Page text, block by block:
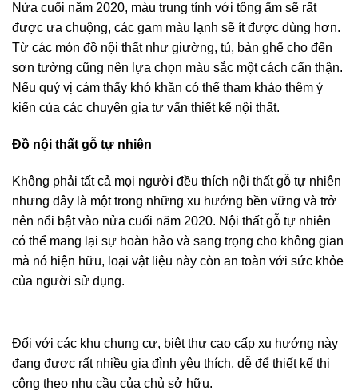
Nửa cuối năm 2020, màu trung tính với tông ấm sẽ rất
được ưa chuộng, các gam màu lạnh sẽ ít được dùng hơn.
Từ các món đồ nội thất như giường, tủ, bàn ghế cho đến
sơn tường cũng nên lựa chọn màu sắc một cách cẩn thận.
Nếu quý vị cảm thấy khó khăn có thể tham khảo thêm ý
kiến của các chuyên gia tư vấn thiết kế nội thất.
Đồ nội thất gỗ tự nhiên
Không phải tất cả mọi người đều thích nội thất gỗ tự nhiên
nhưng đây là một trong những xu hướng bền vững và trở
nên nổi bật vào nửa cuối năm 2020. Nội thất gỗ tự nhiên
có thể mang lại sự hoàn hảo và sang trọng cho không gian
mà nó hiện hữu, loại vật liệu này còn an toàn với sức khỏe
của người sử dụng.
Đối với các khu chung cư, biệt thự cao cấp xu hướng này
đang được rất nhiều gia đình yêu thích, dễ để thiết kế thi
công theo nhu cầu của chủ sở hữu.